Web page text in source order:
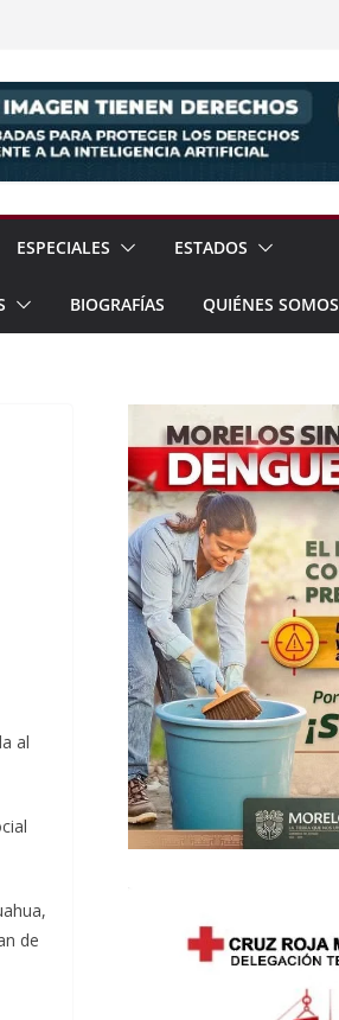
ESPECIALES ESTADOS
BIOGRAFÍAS QUIÉNES SOMOS
al
de